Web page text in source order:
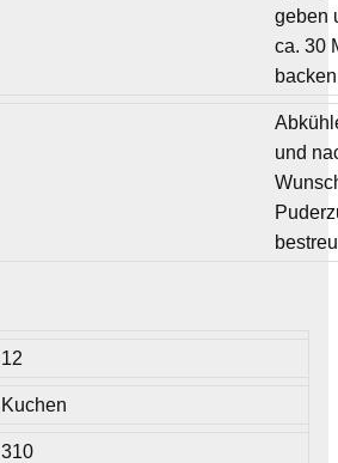
geben
ca. 30
und
12
Kuchen
310